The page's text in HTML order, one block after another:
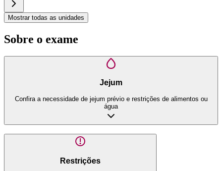
Mostrar todas as unidades
Sobre o exame
Jejum
Confira a necessidade de jejum prévio e restrições de alimentos ou
água
Restrições